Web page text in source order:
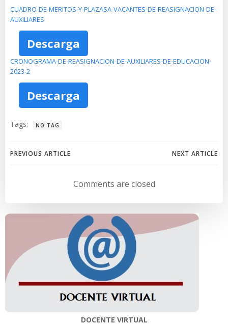
CUADRO-DE-MERITOS-Y-PLAZASA-VACANTES-DE-REASIGNACION-DE-
AUXILIARES
Descarga
CRONOGRAMA-DE-REASIGNACION-DE-AUXILIARES-DE-EDUCACION-
2023-2
Descarga
Tags: NO TAG
Navegación
entradas
PREVIOUS ARTICLE
Navegación
de
entradas
NEXT ARTICLE
Comments are closed
DOCENTE VIRTUAL